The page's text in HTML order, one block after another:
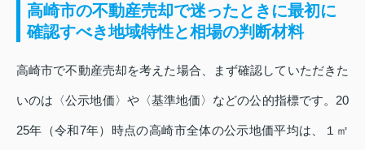
高崎市の不動産売却で迷ったときに最初に
確認すべき地域特性と相場の判断材料
高崎市で不動産売却を考えた場合、まず確認していただきた
いのは〈公示地価〉や〈基準地価〉などの公的指標です。20
25年（令和7年）時点の高崎市全体の公示地価平均は、１㎡